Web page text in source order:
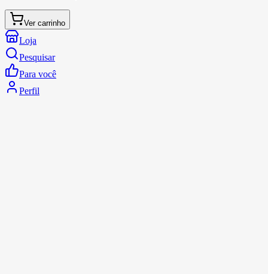
Ver carrinho
Loja
Pesquisar
Para você
Perfil